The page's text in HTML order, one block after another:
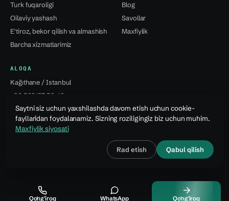
Turk fuqaroligi
Oilaviy yashash
E'tiroz, bekor qilish va almashish
Barcha xizmatlarimiz
Blog
Savollar
Maxfiylik
ALOQA
Kağıthane / Istanbul
+90 532 137 59 49
info@jsvural...
© 2026 Jale Snejana Vural Danışmanlık Hizmetleri Ltd. Şti.
Qo'ng'iroq WhatsApp Qo'ng'iroq
Saytni siz uchun yaxshilashda davom etish uchun cookie-
fayllaridan foydalanamiz. Sizning roziligingiz biz uchun muhim.
Maxfiylik siyosati
Rad etish Qabul qilish